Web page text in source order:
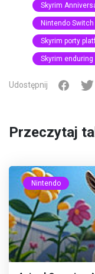
Skyrim
Nintendo Switch
Skyrim porty
Skyrim enduring
Udostępnij
Przeczytaj
Nintendo